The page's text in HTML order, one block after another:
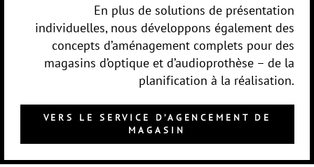
En plus de solutions de présentation
individuelles, nous développons également des
concepts d’aménagement complets pour des
magasins d’optique et d’audioprothèse – de la
planification à la réalisation.
VERS LE SERVICE D’AGENCEMENT DE
MAGASIN